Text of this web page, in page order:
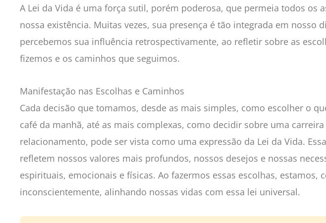
A Lei da Vida é uma força sutil, porém poderosa, que permeia todos os
nossa existência. Muitas vezes, sua presença é tão integrada em nosso
percebemos sua influência retrospectivamente, ao refletir sobre as
fizemos e os caminhos que seguimos.
Manifestação nas Escolhas e Caminhos
Cada decisão que tomamos, desde as mais simples, como escolher o
café da manhã, até as mais complexas, como decidir sobre uma
relacionamento, pode ser vista como uma expressão da Lei da Vida.
refletem nossos valores mais profundos, nossos desejos e nossas
espirituais, emocionais e físicas. Ao fazermos essas escolhas, estamos,
inconscientemente, alinhando nossas vidas com essa lei universal.